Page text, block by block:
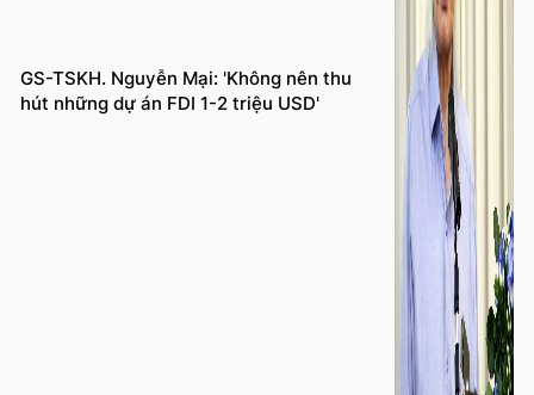
GS-TSKH. Nguyễn Mại: 'Không nên thu
hút những dự án FDI 1-2 triệu USD'